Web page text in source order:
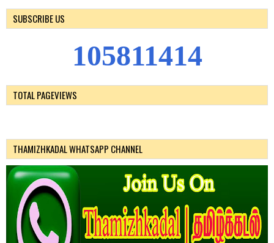
SUBSCRIBE US
105811414
TOTAL PAGEVIEWS
THAMIZHKADAL WHATSAPP CHANNEL